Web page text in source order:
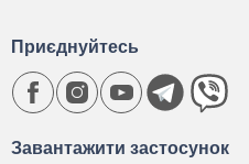
Завантажити застосунок
Приєднуйтесь